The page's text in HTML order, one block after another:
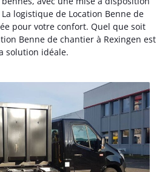
logistique de Location Benne de
pour votre confort. Quel que soit
Benne de chantier à Rexingen est
solution idéale.